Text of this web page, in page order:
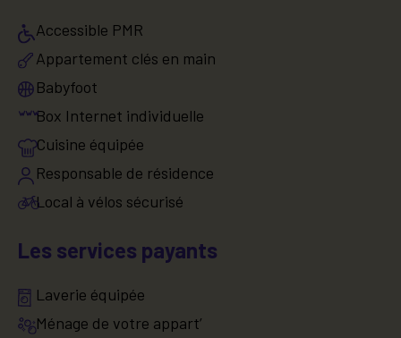
Accessible PMR
Appartement clés en main
Babyfoot
Box Internet individuelle
Cuisine équipée
Responsable de résidence
Local à vélos sécurisé
Les services payants
Laverie équipée
Ménage de votre appart’